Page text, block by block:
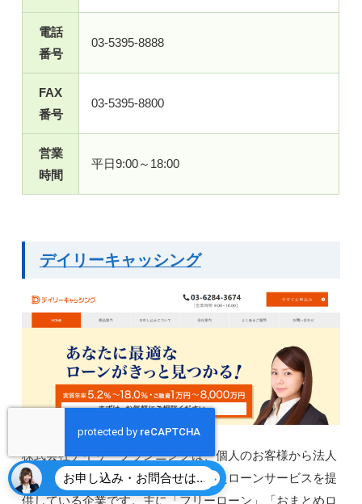
電話
番号
03-5395-8888
FAX
番号
03-5395-8800
営業
時間
平日9:00～18:00
デイリーキャッシング
株式会社デイリープランニングは、個人のお客様から法人
のお客様まで幅広いニーズに対応したローンサービスを提
供している企業です。主に「フリーローン」「おまとめロ
お申し込み・お問合せはこちら